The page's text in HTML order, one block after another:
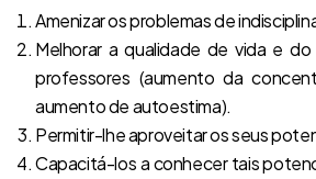
Amenizar os problemas de
Melhorar a qualidade de vida e
professores (aumento da
aumento de autoestima).
Permitir-lhe aproveitar os seus
Capacitá-los a conhecer tais